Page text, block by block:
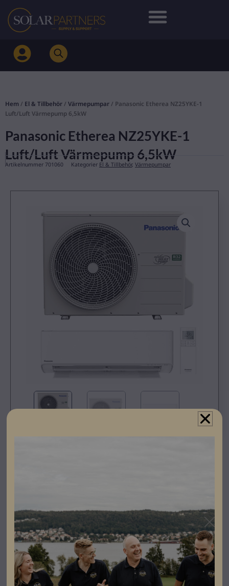
Hoppa
innehåll
Hem / El & Tillbehör / Värmepumpar / Panasonic Etherea NZ25YKE-1
Luft/Luft Värmepump 6,5kW
Panasonic Etherea NZ25YKE-1
Luft/Luft Värmepump 6,5kW
Artikelnummer 701060 Kategorier El & Tillbehör, Värmepumpar
nordiska klimat med stabil drift även vid låga
utomhustemperaturer (ner till ca -25 °C). Den levereras
som ett komplett kit medinomhus- och utomhusdel
och passar som uppgradering eller ersättning av äldre
Panasonic-modeller tack vare kompatibla mått och
anslutningar